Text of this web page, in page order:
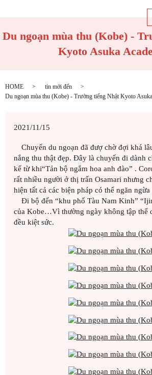
Du ngoạn mùa thu (Kobe) -
Kyoto Asuka
HOME
tin mới đến
Du ngoạn mùa thu (Kobe) - Trường tiếng Nhật Kyoto
2021/11/15
Chuyến du ngoạn đã đượ chờ đợi khá
nắng thu thật đẹp. Đây là chuyến đi dành
kể từ khi“Tản bộ ngắm hoa anh đào” .
rất nhiều người ở thị trấn Osamari nhưng
hiện tất cả các biện pháp có thể ngăn
Đi bộ đến “khu phố Tàu Nam Kinh”
của Kobe…Vì thường ngày không tập thể
đều kiệt sức.